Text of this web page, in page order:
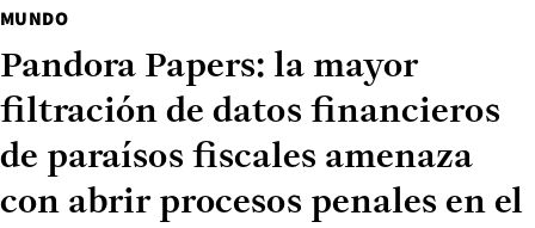
MUNDO
Pandora Papers: la mayor
filtración de datos financieros
de paraísos fiscales amenaza
con abrir procesos penales en el